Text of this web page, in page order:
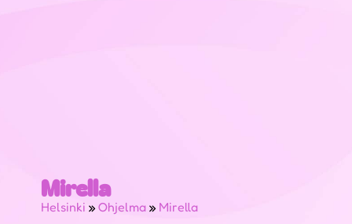
Mirella
Helsinki »Ohjelma » Mirella